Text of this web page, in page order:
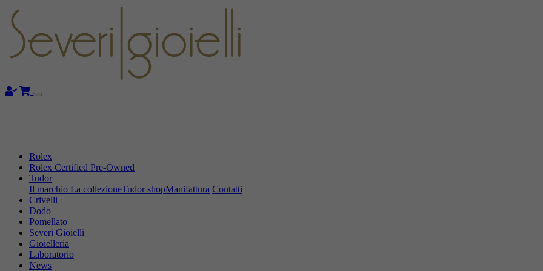
Rolex
Rolex Certified Pre-Owned
Tudor
Il marchio La collezioneTudor shopManifattura Contatti
Crivelli
Dodo
Pomellato
Severi Gioielli
Gioielleria
Laboratorio
News